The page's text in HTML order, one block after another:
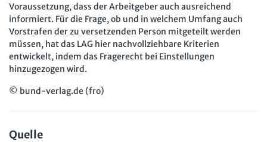
Voraussetzung, dass der Arbeitgeber auch ausreichend
informiert. Für die Frage, ob und in welchem Umfang auch
Vorstrafen der zu versetzenden Person mitgeteilt werden
müssen, hat das LAG hier nachvollziehbare Kriterien
entwickelt, indem das Fragerecht bei Einstellungen
hinzugezogen wird.
© bund-verlag.de (fro)
Quelle